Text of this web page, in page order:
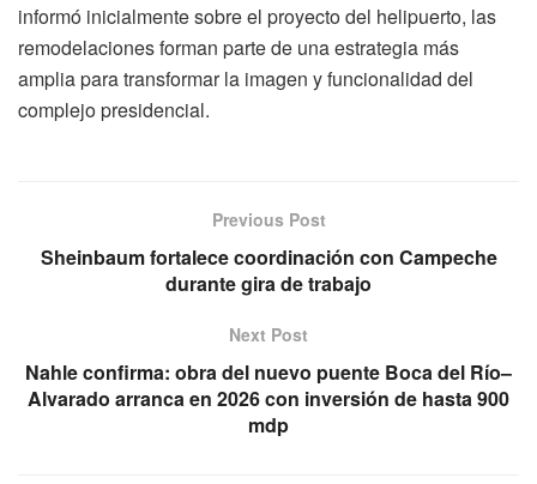
informó inicialmente sobre el proyecto del helipuerto, las
remodelaciones forman parte de una estrategia más
amplia para transformar la imagen y funcionalidad del
complejo presidencial.
Previous Post
Sheinbaum fortalece coordinación con Campeche
durante gira de trabajo
Next Post
Nahle confirma: obra del nuevo puente Boca del Río–
Alvarado arranca en 2026 con inversión de hasta 900
mdp